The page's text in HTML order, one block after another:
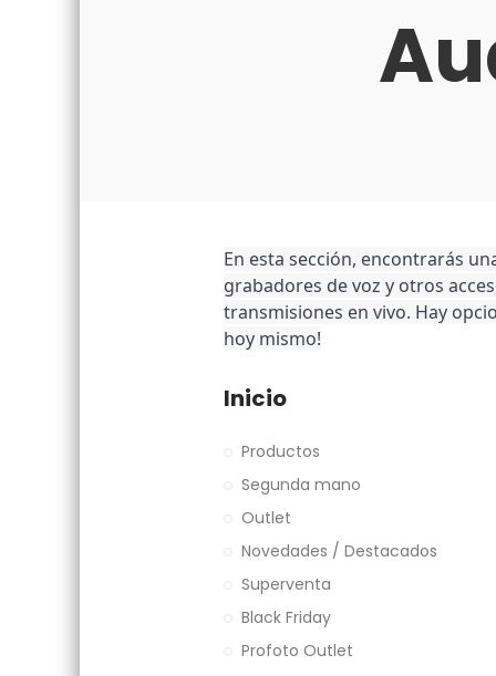
En esta sección, encontrarás
grabadores de voz y otros
transmisiones en vivo. Hay
hoy mismo!
Inicio
Productos
Segunda mano
Outlet
Novedades / Destacados
Superventa
Black Friday
Profoto Outlet